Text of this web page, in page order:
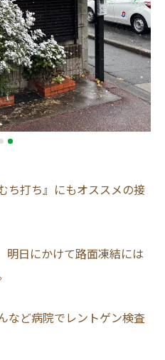
ち打ち』にもオススメの接
明日にかけて路面凍結には
など病院でレントゲン検査